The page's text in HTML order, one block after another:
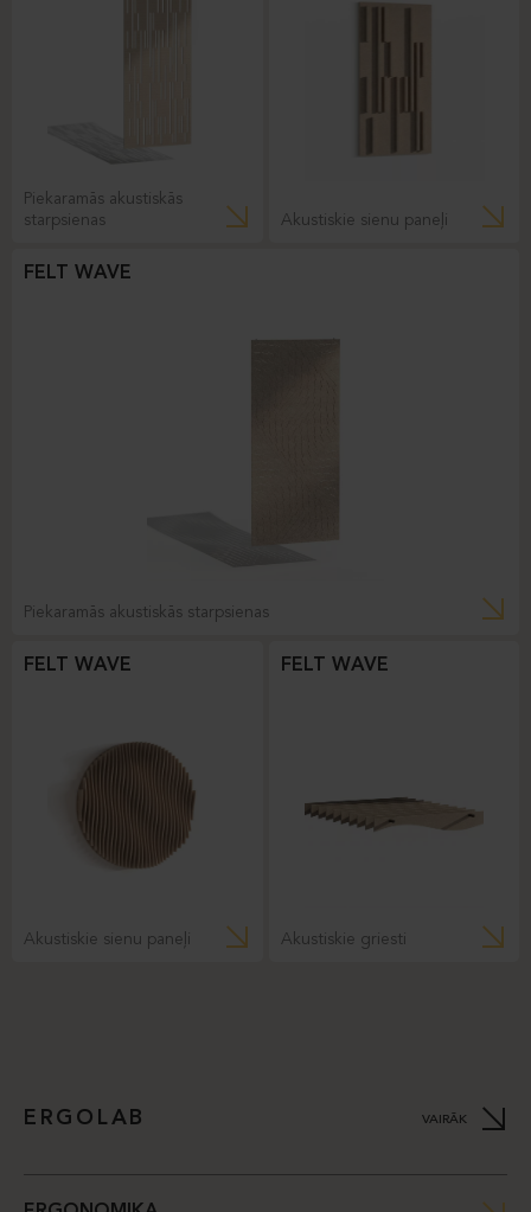
Piekaramās akustiskās
starpsienas
Akustiskie sienu paneļi
FELT WAVE
Piekaramās akustiskās starpsienas
FELT WAVE
Akustiskie sienu paneļi
FELT WAVE
Akustiskie griesti
ERGOLAB VAIRĀK